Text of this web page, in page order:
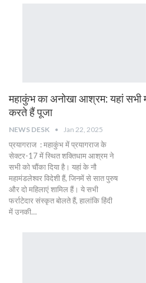
महाकुंभ का अनोखा आश्रम: यहां सभी
करते हैं पूजा
NEWS DESK Jan 22, 2025
प्रयागराज : महाकुंभ में प्रयागराज के
सेक्टर-17 में स्थित शक्तिधाम आश्रम ने
सभी को चौंका दिया है। यहां के नौ
महामंडलेश्वर विदेशी हैं, जिनमें से सात पुरुष
और दो महिलाएं शामिल हैं। ये सभी
फर्राटेदार संस्कृत बोलते हैं, हालांकि हिंदी
में उनकी…